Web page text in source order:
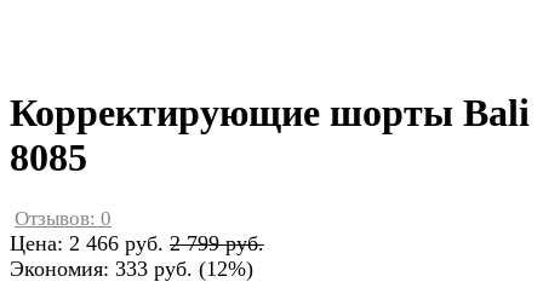
Корректирующие шорты Bali
8085
Отзывов: 0
Цена: 2 466 руб. 2 799 руб.
Экономия: 333 руб. (12%)